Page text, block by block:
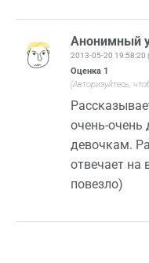
Анонимный
2013-05-20 19:58:20
Оценка 1
(Авторизуйтесь,
очень-очень
девочкам.
отвечает
повезло)